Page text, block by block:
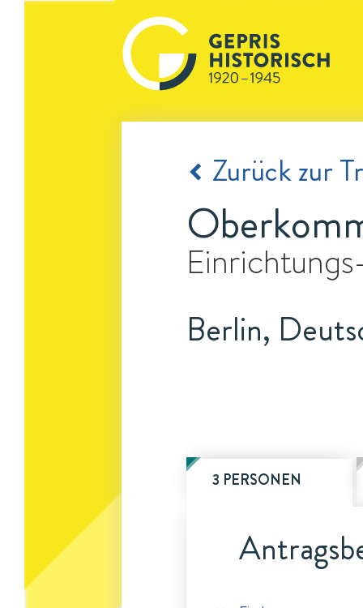
Zurück zur
Berlin,
3 PERSONEN